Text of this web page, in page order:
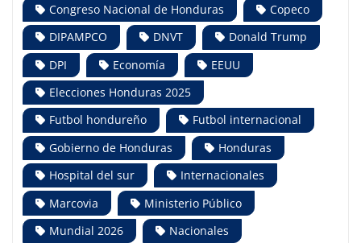
Congreso Nacional de Honduras
Copeco
DIPAMPCO
DNVT
Donald Trump
DPI
Economía
EEUU
Elecciones Honduras 2025
Futbol hondureño
Futbol internacional
Gobierno de Honduras
Honduras
Hospital del sur
Internacionales
Marcovia
Ministerio Público
Mundial 2026
Nacionales